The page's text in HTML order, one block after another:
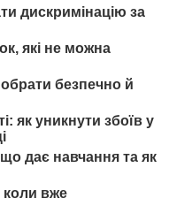
дискримінацію за
які не можна
обрати безпечно й
як уникнути збоїв у
дає навчання та як
коли вже